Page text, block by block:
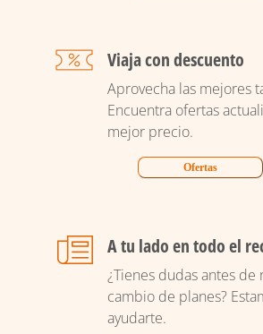
Viaja con descuento
Aprovecha las mejores
Encuentra ofertas
mejor precio.
Ofertas
A tu lado en todo el
¿Tienes dudas antes de
cambio de planes?
ayudarte.